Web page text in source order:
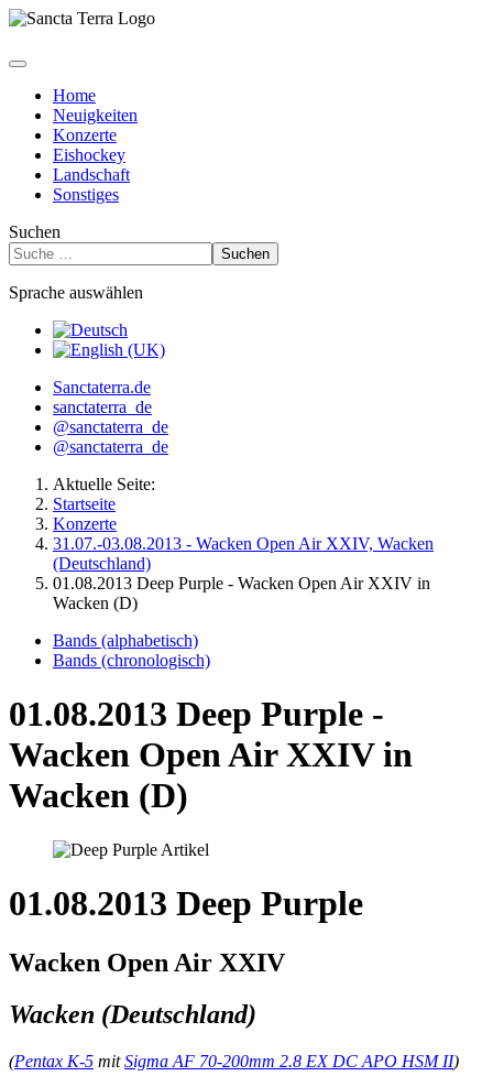
Home
Neuigkeiten
Konzerte
Eishockey
Landschaft
Sonstiges
Suchen
Suchen
Sprache auswählen
Sanctaterra.de
sanctaterra_de
@sanctaterra_de
@sanctaterra_de
Aktuelle Seite:
Startseite
Konzerte
31.07.-03.08.2013 - Wacken Open Air XXIV, Wacken
(Deutschland)
01.08.2013 Deep Purple - Wacken Open Air XXIV in
Wacken (D)
Bands (alphabetisch)
Bands (chronologisch)
01.08.2013 Deep Purple -
Wacken Open Air XXIV in
Wacken (D)
01.08.2013 Deep Purple
Wacken Open Air XXIV
Wacken (Deutschland)
(Pentax K-5 mitSigma AF 70-200mm 2.8 EX DC APO HSM II)